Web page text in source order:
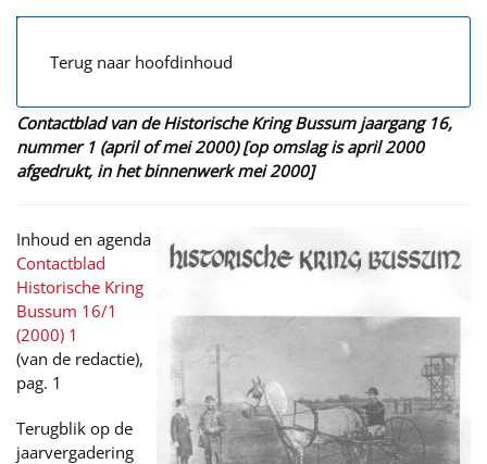
Terug naar hoofdinhoud
Contactblad van de Historische Kring Bussum jaargang 16,
nummer 1 (april of mei 2000) [op omslag is april 2000
afgedrukt, in het binnenwerk mei 2000]
Inhoud en agenda
Contactblad
Historische Kring
Bussum 16/1
(2000) 1
(van de redactie),
pag. 1
Terugblik op de
jaarvergadering